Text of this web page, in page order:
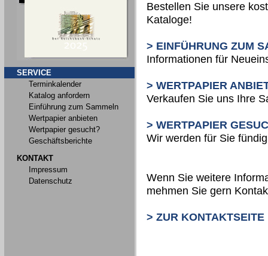
SERVICE
Terminkalender
Katalog anfordern
Einführung zum Sammeln
Wertpapier anbieten
Wertpapier gesucht?
Geschäftsberichte
KONTAKT
Impressum
Datenschutz
Bestellen Sie unsere
Kataloge!
> EINFÜHRUNG ZUM
Informationen für
> WERTPAPIER
Verkaufen Sie uns Ihre
> WERTPAPIER
Wir werden für Sie
Wenn Sie weitere
mehmen Sie gern
> ZUR KONTAKTSEITE